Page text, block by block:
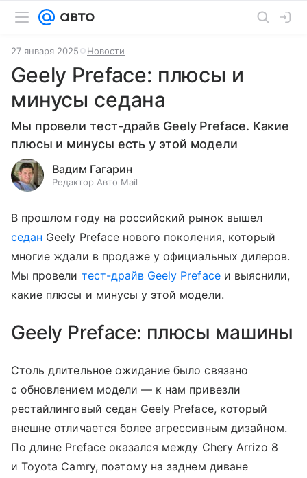
27 января 2025 Новости
Geely Preface: плюсы и
минусы седана
Мы провели тест-драйв Geely Preface. Какие
плюсы и минусы есть у этой модели
Вадим Гагарин
Редактор Авто Mail
В прошлом году на российский рынок вышел
седан Geely Preface нового поколения, который
многие ждали в продаже у официальных дилеров.
Мы провели тест-драйв Geely Prefaceи выяснили,
какие плюсы и минусы у этой модели.
Geely Preface: плюсы машины
Столь длительное ожидание было связано
с обновлением модели — к нам привезли
рестайлинговый седан Geely Preface, который
внешне отличается более агрессивным дизайном.
По длине Preface оказался между Chery Arrizo 8
и Toyota Camry, поэтому на заднем диване